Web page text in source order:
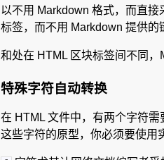
以不用 Markdown 格式，而直
标签，而不用 Markdown 提供的
和处在 HTML 区块标签间不同，
特殊字符自动转换
在 HTML 文件中，有两个字符需
这些字符的原型，你必须要使用